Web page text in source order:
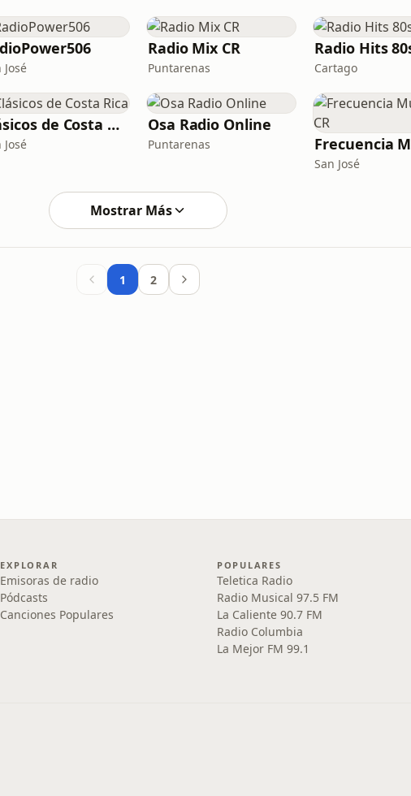
José
Radio Mix CR
Puntarenas
Radio Hits
Cartago
Clásicos de Costa Rica
José
Osa Radio Online
Puntarenas
San José
Mostrar Más
1 2
EXPLORAR
Emisoras de radio
Pódcasts
Canciones Populares
POPULARES
Teletica Radio
Radio Musical 97.5 FM
La Caliente 90.7 FM
Radio Columbia
La Mejor FM 99.1